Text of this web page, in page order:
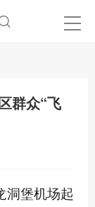
群众“飞
堡机场起